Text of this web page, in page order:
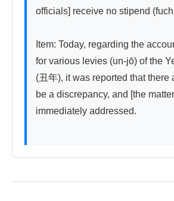
officials] receive no stipend
Item: Today, regarding the
for various levies (un-jō) of the
(丑年), it was reported that there
be a discrepancy, and [the
immediately addressed.